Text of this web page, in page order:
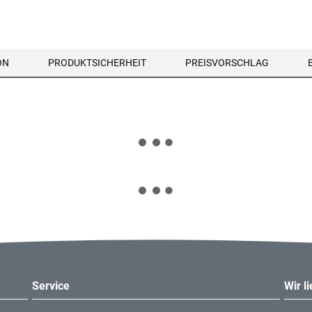
PRODUKTSICHERHEIT PREISVORSCHLAG
Service Wir